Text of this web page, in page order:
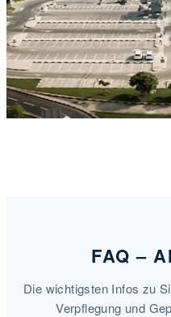
FAQ –
Die wichtigsten Infos zu
Verpflegung und